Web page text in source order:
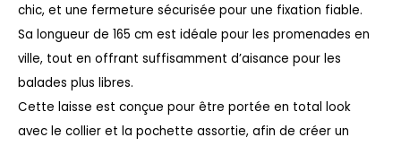
chic, et une fermeture sécurisée pour une fixation fiable.
Sa longueur de 165 cm est idéale pour les promenades en
ville, tout en offrant suffisamment d’aisance pour les
balades plus libres.
Cette laisse est conçue pour être portée en total look
avec le collier et la pochette assortie, afin de créer un